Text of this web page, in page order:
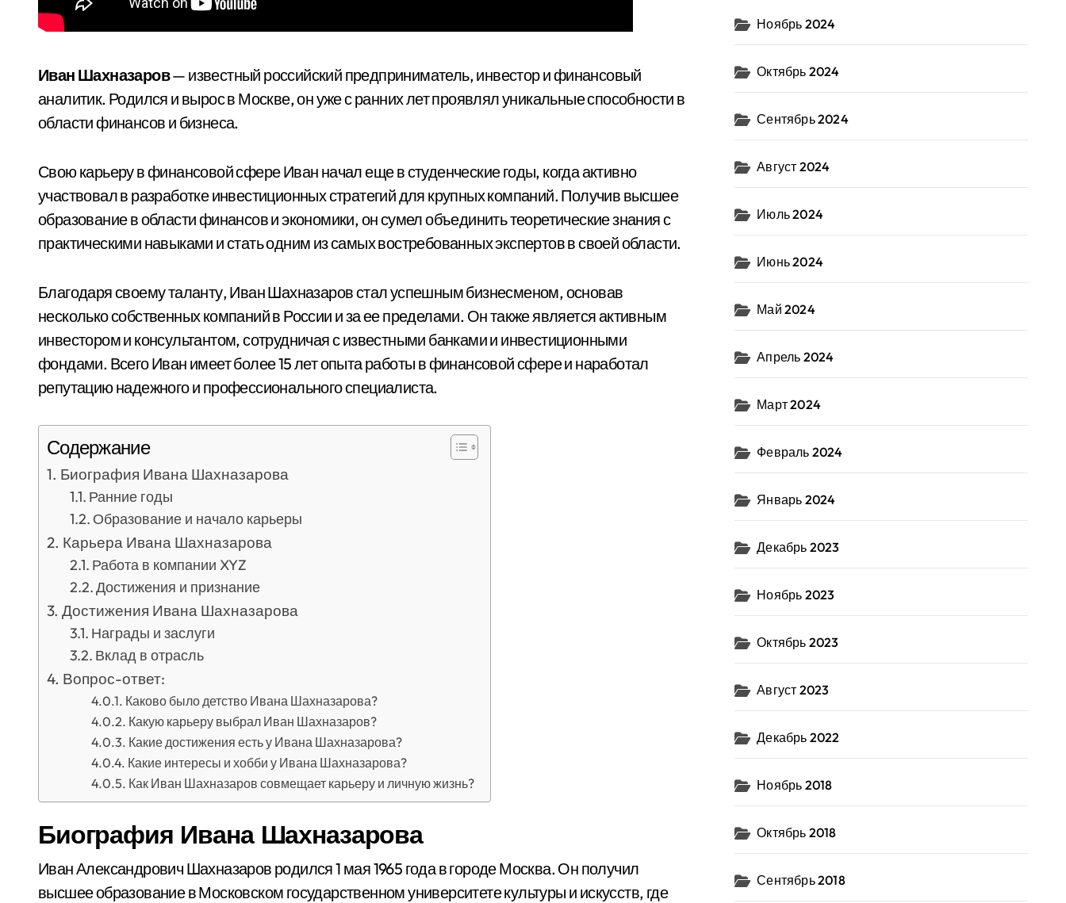
Иван Шахназаров— известный российский предприниматель, инвестор и финансовый
аналитик. Родился и вырос в Москве, он уже с ранних лет проявлял уникальные способности в
области финансов и бизнеса.
Свою карьеру в финансовой сфере Иван начал еще в студенческие годы, когда активно
участвовал в разработке инвестиционных стратегий для крупных компаний. Получив высшее
образование в области финансов и экономики, он сумел объединить теоретические знания с
практическими навыками и стать одним из самых востребованных экспертов в своей области.
Благодаря своему таланту, Иван Шахназаров стал успешным бизнесменом, основав
несколько собственных компаний в России и за ее пределами. Он также является активным
инвестором и консультантом, сотрудничая с известными банками и инвестиционными
фондами. Всего Иван имеет более 15 лет опыта работы в финансовой сфере и наработал
репутацию надежного и профессионального специалиста.
Содержание
Биография Ивана Шахназарова
Ранние годы
Образование и начало карьеры
Карьера Ивана Шахназарова
Работа в компании XYZ
Достижения и признание
Достижения Ивана Шахназарова
Награды и заслуги
Вклад в отрасль
Вопрос-ответ:
Каково было детство Ивана Шахназарова?
Какую карьеру выбрал Иван Шахназаров?
Какие достижения есть у Ивана Шахназарова?
Какие интересы и хобби у Ивана Шахназарова?
Как Иван Шахназаров совмещает карьеру и личную жизнь?
Биография Ивана Шахназарова
Иван Александрович Шахназаров родился 1 мая 1965 года в городе Москва. Он получил
высшее образование в Московском государственном университете культуры и искусств, где
Ноябрь 2024
Октябрь 2024
Сентябрь 2024
Август 2024
Июль 2024
Июнь 2024
Май 2024
Апрель 2024
Март 2024
Февраль 2024
Январь 2024
Декабрь 2023
Ноябрь 2023
Октябрь 2023
Август 2023
Декабрь 2022
Ноябрь 2018
Октябрь 2018
Сентябрь 2018